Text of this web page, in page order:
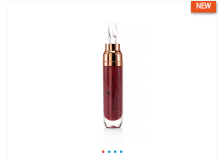
• • • •
NEW